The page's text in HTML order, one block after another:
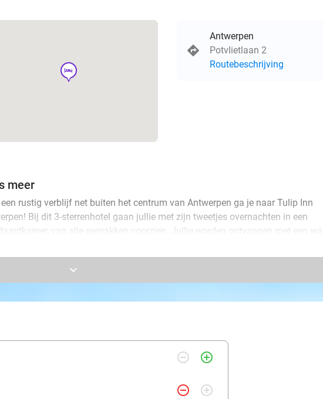
hotel
Antwerpen
Potvlietlaan 2
Routebeschrijving
meer
rustig verblijf net buiten het centrum van Antwerpen ga je naar Tulip Inn
Bij dit 3-sterrenhotel gaan jullie met zijn tweetjes overnachten in een
van alle gemakken voorzien. Jullie worden ontvangen met een
ligt op loopafstand van treinstation Antwerpen-Berchem en op slechts
een tocht met de fiets of step in de rustige omgeving!
keyboard_arrow_down
remove_circle_outline add_circle_outline
remove_circle_outline add_circle_outline